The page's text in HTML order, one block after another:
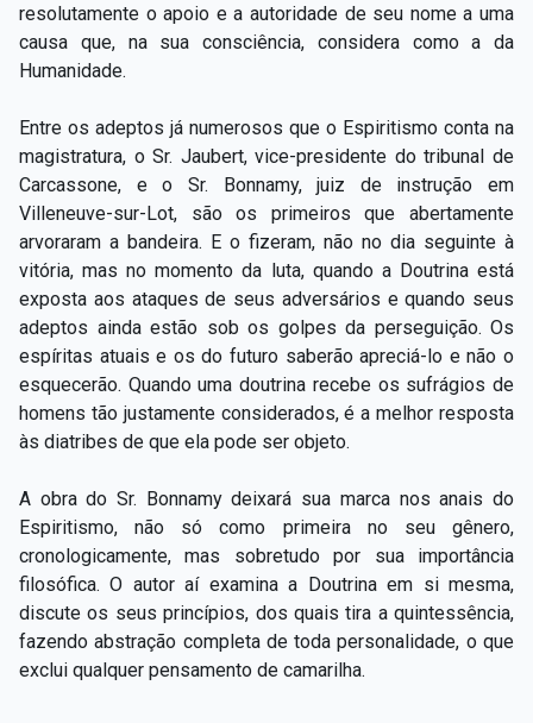
resolutamente o apoio e a autoridade de seu nome a uma
causa que, na sua consciência, considera como a da
Humanidade.
Entre os adeptos já numerosos que o Espiritismo conta na
magistratura, o Sr. Jaubert, vice-presidente do tribunal de
Carcassone, e o Sr. Bonnamy, juiz de instrução em
Villeneuve-sur-Lot, são os primeiros que abertamente
arvoraram a bandeira. E o fizeram, não no dia seguinte à
vitória, mas no momento da luta, quando a Doutrina está
exposta aos ataques de seus adversários e quando seus
adeptos ainda estão sob os golpes da perseguição. Os
espíritas atuais e os do futuro saberão apreciá-lo e não o
esquecerão. Quando uma doutrina recebe os sufrágios de
homens tão justamente considerados, é a melhor resposta
às diatribes de que ela pode ser objeto.
A obra do Sr. Bonnamy deixará sua marca nos anais do
Espiritismo, não só como primeira no seu gênero,
cronologicamente, mas sobretudo por sua importância
filosófica. O autor aí examina a Doutrina em si mesma,
discute os seus princípios, dos quais tira a quintessência,
fazendo abstração completa de toda personalidade, o que
exclui qualquer pensamento de camarilha.